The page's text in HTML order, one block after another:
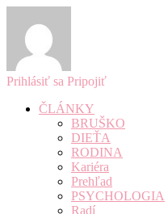
Prihlásiť sa Pripojiť
ČLÁNKY
BRUŠKO
DIEŤA
RODINA
Kariéra
Prehľad
PSYCHOLOGIA
Radí